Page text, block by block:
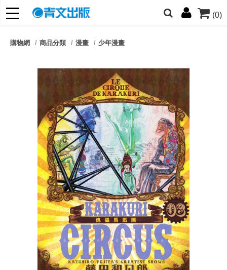
(0)
朋友們，提高警覺！
購物網 商品分類 漫畫 少年漫畫